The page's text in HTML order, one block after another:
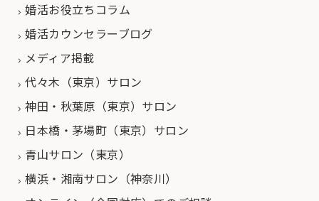
婚活お役立ちコラム
婚活カウンセラーブログ
メディア掲載
代々木（東京）サロン
神田・秋葉原（東京）サロン
日本橋・茅場町（東京）サロン
青山サロン（東京）
横浜・湘南サロン（神奈川）